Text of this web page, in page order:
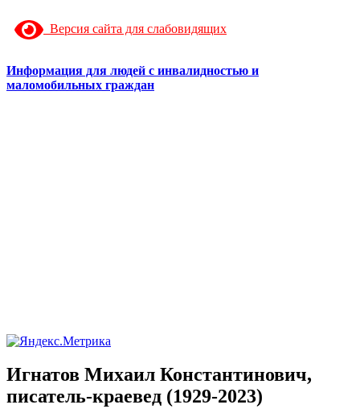
Версия сайта для слабовидящих
Информация для людей с инвалидностью и
маломобильных граждан
Игнатов Михаил Константинович,
писатель-краевед (1929-2023)